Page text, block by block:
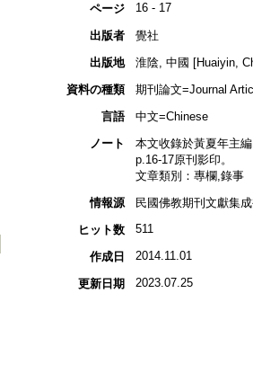
ページ 16 - 17
出版者
覺社
出版地
淮陰, 中國 [Huaiyin,
資料の種類
期刊論文=Journal
言語
中文=Chinese
ノート
本文收錄於黃夏年主
p.16-17原刊影印。
文章類別：專欄,錄事
情報源
民國佛教期刊文獻集
ヒット数
511
作成日 2014.11.01
更新日期 2023.07.25